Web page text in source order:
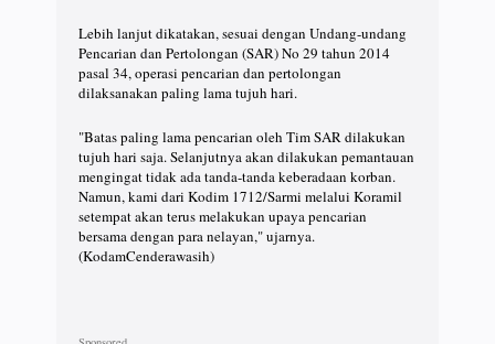
Lebih lanjut dikatakan, sesuai dengan Undang-undang
Pencarian dan Pertolongan (SAR) No 29 tahun 2014
pasal 34, operasi pencarian dan pertolongan
dilaksanakan paling lama tujuh hari.
"Batas paling lama pencarian oleh Tim SAR dilakukan
tujuh hari saja. Selanjutnya akan dilakukan pemantauan
mengingat tidak ada tanda-tanda keberadaan korban.
Namun, kami dari Kodim 1712/Sarmi melalui Koramil
setempat akan terus melakukan upaya pencarian
bersama dengan para nelayan," ujarnya.
(KodamCenderawasih)